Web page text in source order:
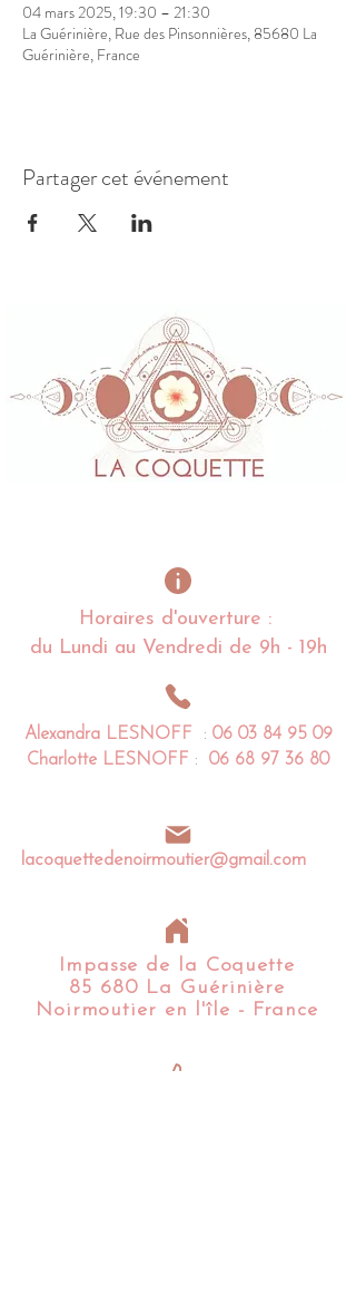
04 mars 2025, 19:30 – 21:30
La Guérinière, Rue des Pinsonnières, 85680 La
Guérinière, France
Partager cet événement
Horaires d'ouverture :
du Lundi au Vendredi de 9h - 19h
lacoquettedenoirmoutier@gmail.com
Impasse de la Coquette
85 680 La Guérinière
Noirmoutier en l'île - France​​
Alexandra LESNOFF : 06 03 84 95 09
Charlotte LESNOFF : 06 68 97 36 80